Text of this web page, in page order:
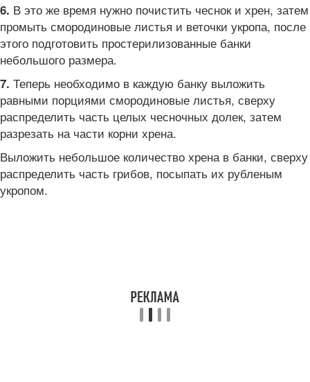
6. В это же время нужно почистить чеснок и хрен, затем
промыть смородиновые листья и веточки укропа, после
этого подготовить простерилизованные банки
небольшого размера.
7. Теперь необходимо в каждую банку выложить
равными порциями смородиновые листья, сверху
распределить часть целых чесночных долек, затем
разрезать на части корни хрена.
Выложить небольшое количество хрена в банки, сверху
распределить часть грибов, посыпать их рубленым
укропом.